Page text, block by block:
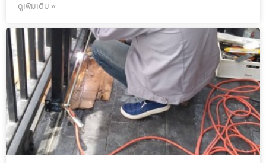
ดูเพิ่มเติม »